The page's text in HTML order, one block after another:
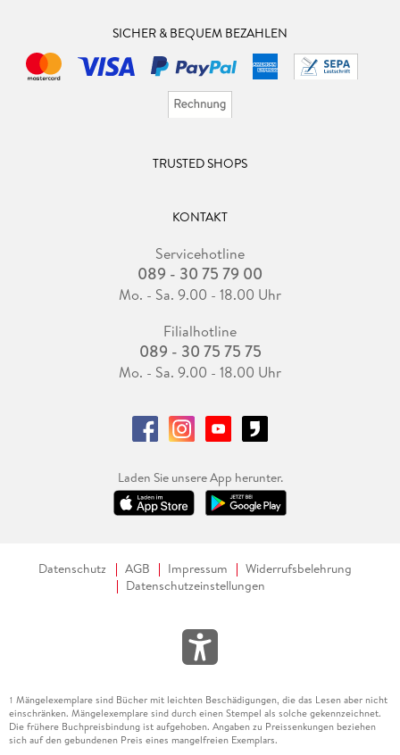
SICHER & BEQUEM BEZAHLEN
TRUSTED SHOPS
KONTAKT
Servicehotline
089 - 30 75 79 00
Mo. - Sa. 9.00 - 18.00 Uhr
Filialhotline
089 - 30 75 75 75
Mo. - Sa. 9.00 - 18.00 Uhr
Laden Sie unsere App herunter.
Datenschutz AGB Impressum
Widerrufsbelehrung
Datenschutzeinstellungen
1 Mängelexemplare sind Bücher mit leichten Beschädigungen, die das Lesen aber nicht
einschränken. Mängelexemplare sind durch einen Stempel als solche gekennzeichnet.
Die frühere Buchpreisbindung ist aufgehoben. Angaben zu Preissenkungen beziehen
sich auf den gebundenen Preis eines mangelfreien Exemplars.